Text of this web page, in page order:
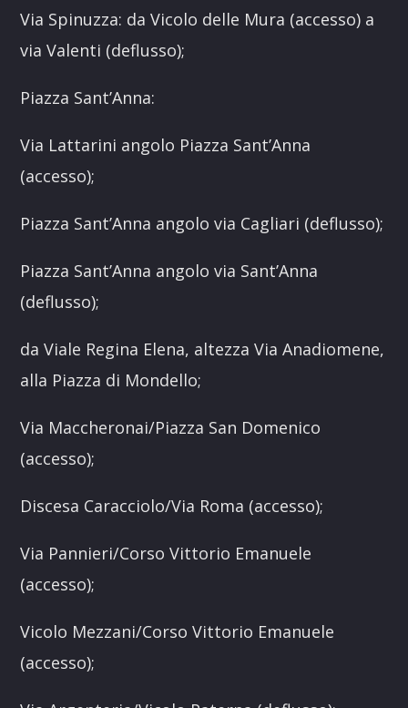
Via Spinuzza: da Vicolo delle Mura (accesso) a
via Valenti (deflusso);
Piazza Sant’Anna:
Via Lattarini angolo Piazza Sant’Anna
(accesso);
Piazza Sant’Anna angolo via Cagliari (deflusso);
Piazza Sant’Anna angolo via Sant’Anna
(deflusso);
da Viale Regina Elena, altezza Via Anadiomene,
alla Piazza di Mondello;
Via Maccheronai/Piazza San Domenico
(accesso);
Discesa Caracciolo/Via Roma (accesso);
Via Pannieri/Corso Vittorio Emanuele
(accesso);
Vicolo Mezzani/Corso Vittorio Emanuele
(accesso);